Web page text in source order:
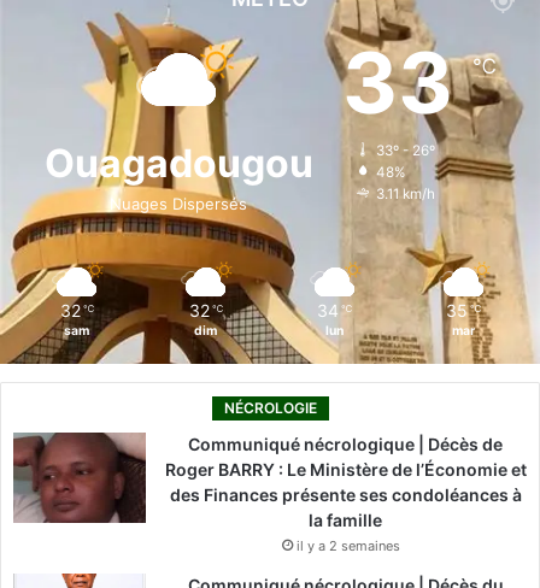
e
b
o
k
i
n
t
a
g
r
T
o
k
Ouagadougou
Nuages Dispersés
33℃
33º - 26º
48%
3.11 km/h
32 ℃
sam
32 ℃
dim
34 ℃
lun
35 ℃
mar
NÉCROLOGIE
Communiqué nécrologique | Décès de
Roger BARRY : Le Ministère de l’Économie et
des Finances présente ses condoléances à
la famille
il y a 2 semaines